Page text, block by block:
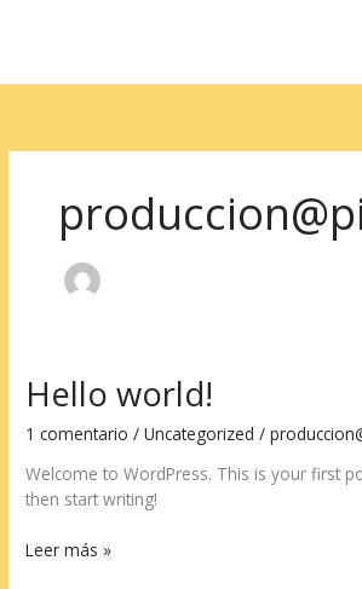
Hello world!
1 comentario /Uncategorized /
Welcome to WordPress. This is your first
then start writing!
Hello
Leer más »